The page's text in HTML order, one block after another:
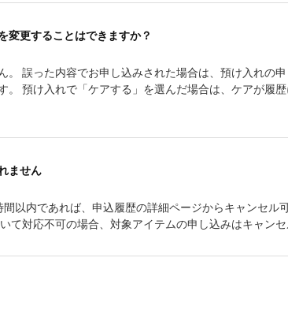
変更することはできますか？
誤った内容でお申し込みされた場合は、預け入れの
。 預け入れで「ケアする」を選んだ場合は、ケアが履
ません
以内であれば、申込履歴の詳細ページからキャンセル
て対応不可の場合、対象アイテムの申し込みはキャン